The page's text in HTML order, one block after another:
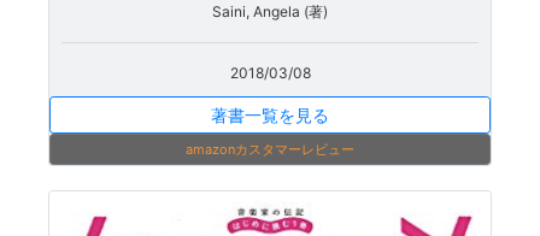
Saini, Angela (著)
2018/03/08
著書一覧を見る
amazonカスタマーレビュー